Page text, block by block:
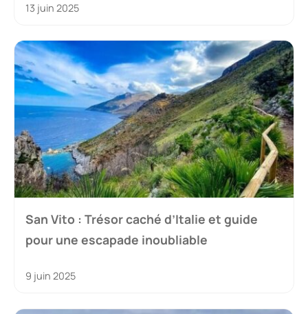
13 juin 2025
San Vito : Trésor caché d’Italie et guide
pour une escapade inoubliable
9 juin 2025